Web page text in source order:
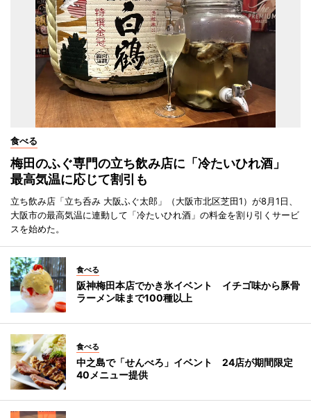
食べる
梅田のふぐ専門の立ち飲み店に「冷たいひれ酒」
最高気温に応じて割引も
立ち飲み店「立ち呑み 大阪ふぐ太郎」（大阪市北区芝田1）が8月1日、
大阪市の最高気温に連動して「冷たいひれ酒」の料金を割り引くサービ
スを始めた。
食べる
阪神梅田本店でかき氷イベント イチゴ味から豚骨
ラーメン味まで100種以上
食べる
中之島で「せんべろ」イベント 24店が期間限定
40メニュー提供